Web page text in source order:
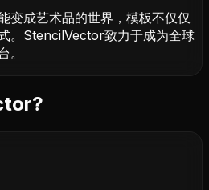
变成艺术品的世界，模板不仅仅
。StencilVector致力于成为全球
。